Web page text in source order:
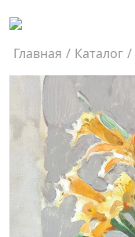
Главная / Каталог /